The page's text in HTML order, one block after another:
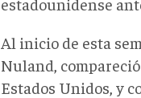
Al inicio de esta
Nuland,
Estados Unidos, y